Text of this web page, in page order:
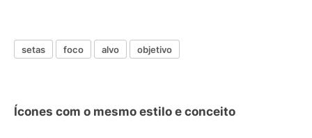
setas foco alvo objetivo
Ícones com o mesmo estilo e conceito